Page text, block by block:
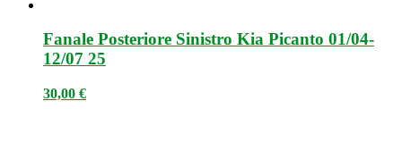
Fanale Posteriore Sinistro Kia Picanto 01/04-
12/07 25
30,00 €